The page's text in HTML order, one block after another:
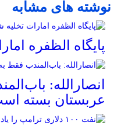
نوشته های مشابه
پایگاه الظفره
انصارالله:
عربستان بسته